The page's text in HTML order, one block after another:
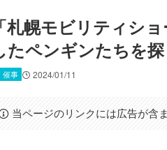
「札幌モビリティシ
たペンギンたちを
催事 2024/01/11
当ページのリンクには広告が含